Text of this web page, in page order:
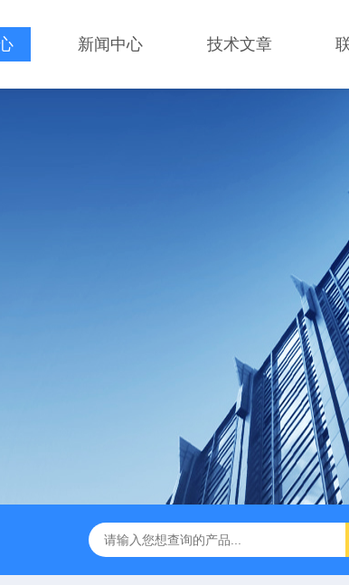
新闻中心 技术文章
测试仪 3380/3380P/3380D致茂Chroma 3380/